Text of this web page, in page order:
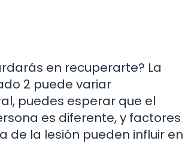
en recuperarte? La
2 puede variar
puedes esperar que el
es diferente, y factores
la lesión pueden influir en